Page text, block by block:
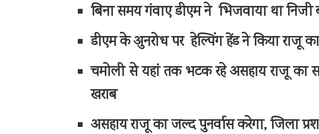
बिना समय गंवाए डीएम ने भिजवाया था निजी
डीएम के अुनरोध पर हेल्पिंग हेंड ने किया राजू
चमोली से यहां तक भटक रहे असहाय राजू का
खराब
असहाय राजू का जल्द पुनर्वास करेगा, जिला